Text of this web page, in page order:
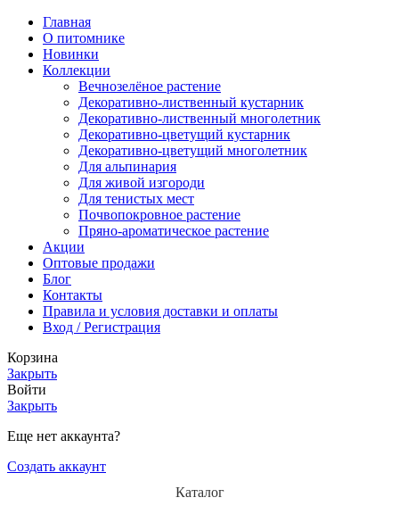
Главная
О питомнике
Новинки
Коллекции
Вечнозелёное растение
Декоративно-лиственный кустарник
Декоративно-лиственный многолетник
Декоративно-цветущий кустарник
Декоративно-цветущий многолетник
Для альпинария
Для живой изгороди
Для тенистых мест
Почвопокровное растение
Пряно-ароматическое растение
Акции
Оптовые продажи
Блог
Контакты
Правила и условия доставки и оплаты
Вход / Регистрация
Корзина
Закрыть
Войти
Закрыть
Еще нет аккаунта?
Создать аккаунт
Каталог